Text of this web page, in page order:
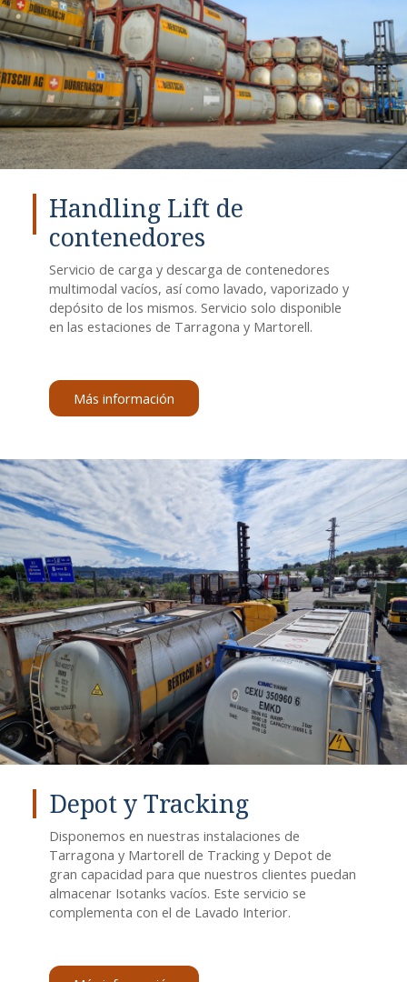
Handling Lift de
contenedores
Servicio de carga y descarga de contenedores
multimodal vacíos, así como lavado, vaporizado y
depósito de los mismos. Servicio solo disponible
en las estaciones de Tarragona y Martorell.
Más información
Depot y Tracking
Disponemos en nuestras instalaciones de
Tarragona y Martorell de Tracking y Depot de
gran capacidad para que nuestros clientes puedan
almacenar Isotanks vacíos. Este servicio se
complementa con el de Lavado Interior.